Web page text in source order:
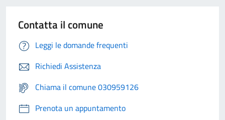
Contatta il comune
Leggi le domande frequenti
Richiedi Assistenza
Chiama il comune 030959126
Prenota un appuntamento